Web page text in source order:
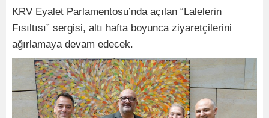
KRV Eyalet Parlamentosu’nda açılan “Lalelerin
Fısıltısı” sergisi, altı hafta boyunca ziyaretçilerini
ağırlamaya devam edecek.